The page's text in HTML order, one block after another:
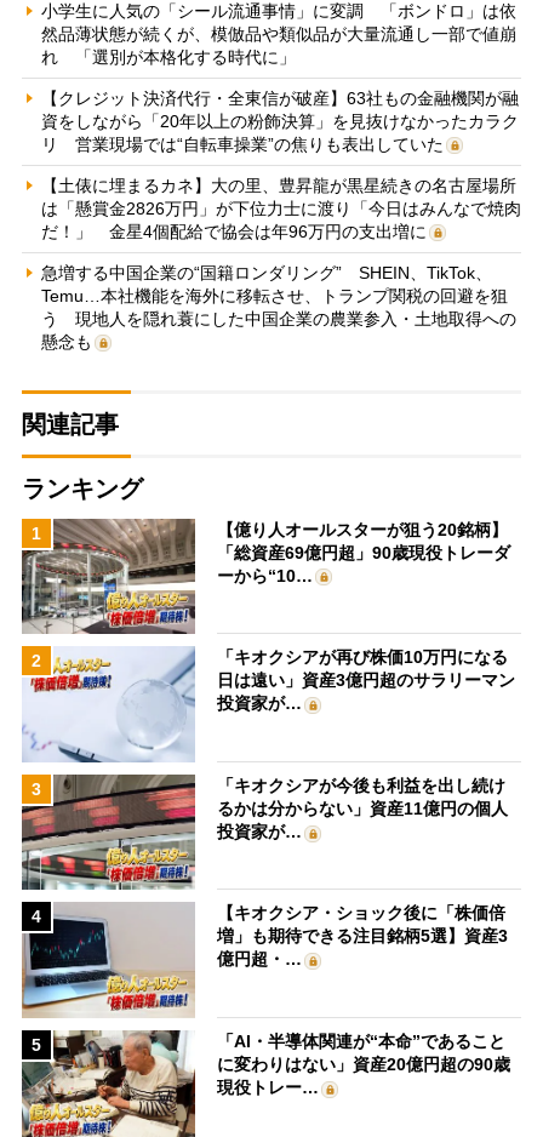
小学生に人気の「シール流通事情」に変調 「ボンドロ」は依
然品薄状態が続くが、模倣品や類似品が大量流通し一部で値崩
れ 「選別が本格化する時代に」
【クレジット決済代行・全東信が破産】63社もの金融機関が融
資をしながら「20年以上の粉飾決算」を見抜けなかったカラク
リ 営業現場では“自転車操業”の焦りも表出していた
【土俵に埋まるカネ】大の里、豊昇龍が黒星続きの名古屋場所
は「懸賞金2826万円」が下位力士に渡り「今日はみんなで焼肉
だ！」 金星4個配給で協会は年96万円の支出増に
急増する中国企業の“国籍ロンダリング” SHEIN、TikTok、
Temu…本社機能を海外に移転させ、トランプ関税の回避を狙
う 現地人を隠れ蓑にした中国企業の農業参入・土地取得への
懸念も
関連記事
ランキング
1
【億り人オールスターが狙う20銘柄】
「総資産69億円超」90歳現役トレーダ
ーから“10…
2
「キオクシアが再び株価10万円になる
日は遠い」資産3億円超のサラリーマン
投資家が…
3
「キオクシアが今後も利益を出し続け
るかは分からない」資産11億円の個人
投資家が…
4
【キオクシア・ショック後に「株価倍
増」も期待できる注目銘柄5選】資産3
億円超・…
5
「AI・半導体関連が“本命”であること
に変わりはない」資産20億円超の90歳
現役トレー…